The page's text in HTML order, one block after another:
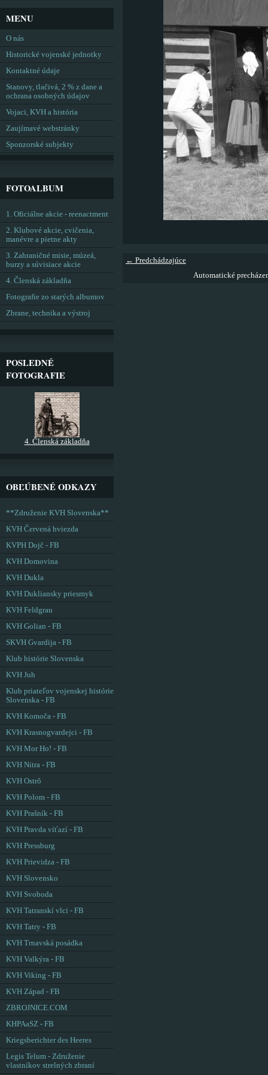
← Predchádzajúce
Automatické
MENU
O nás
Historické vojenské jednotky
Kontaktné údaje
Stanovy, tlačivá, 2 % z dane a
ochrana osobných údajov
Vojaci, KVH a história
Zaujímavé webstránky
Sponzorské subjekty
FOTOALBUM
1. Oficiálne akcie - reenactment
2. Klubové akcie, cvičenia,
manévre a pietne akty
3. Zahraničné misie, múzeá,
burzy a súvisiace akcie
4. Členská základňa
Fotografie zo starých albumov
Zbrane, technika a výstroj
POSLEDNÉ
FOTOGRAFIE
4. Členská základňa
OBĽÚBENÉ ODKAZY
**Združenie KVH Slovenska**
KVH Červená hviezda
KVPH Dojč - FB
KVH Domovina
KVH Dukla
KVH Dukliansky priesmyk
KVH Feldgrau
KVH Golian - FB
SKVH Gvardija - FB
Klub histórie Slovenska
KVH Juh
Klub priateľov vojenskej histórie
Slovenska - FB
KVH Komoča - FB
KVH Krasnogvardejci - FB
KVH Mor Ho! - FB
KVH Nitra - FB
KVH Ostrô
KVH Polom - FB
KVH Prašník - FB
KVH Pravda víťazí - FB
KVH Pressburg
KVH Prievidza - FB
KVH Slovensko
KVH Svoboda
KVH Tatranskí vlci - FB
KVH Tatry - FB
KVH Trnavská posádka
KVH Valkýra - FB
KVH Viking - FB
KVH Západ - FB
ZBROJNICE.COM
KHPAaSZ - FB
Kriegsberichter des Heeres
Legis Telum - Združenie
vlastníkov strelných zbraní